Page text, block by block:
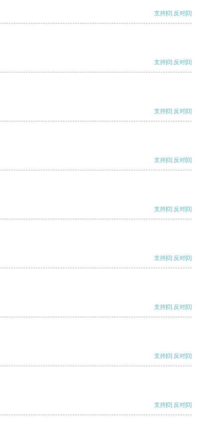
支持[0] 反对[0]
支持[0] 反对[0]
支持[0] 反对[0]
支持[0] 反对[0]
支持[0] 反对[0]
支持[0] 反对[0]
支持[0] 反对[0]
支持[0] 反对[0]
支持[0] 反对[0]